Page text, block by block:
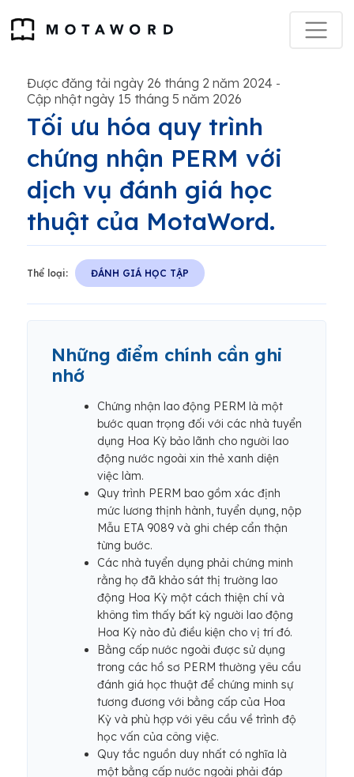
Được đăng tải ngày 26 tháng 2 năm 2024 -
Cập nhật ngày 15 tháng 5 năm 2026
Tối ưu hóa quy trình
chứng nhận PERM với
dịch vụ đánh giá học
thuật của MotaWord.
Thể loại: ĐÁNH GIÁ HỌC TẬP
Những điểm chính cần ghi
nhớ
Chứng nhận lao động PERM là một
bước quan trọng đối với các nhà tuyển
dụng Hoa Kỳ bảo lãnh cho người lao
động nước ngoài xin thẻ xanh diện
việc làm.
Quy trình PERM bao gồm xác định
mức lương thịnh hành, tuyển dụng, nộp
Mẫu ETA 9089 và ghi chép cẩn thận
từng bước.
Các nhà tuyển dụng phải chứng minh
rằng họ đã khảo sát thị trường lao
động Hoa Kỳ một cách thiện chí và
không tìm thấy bất kỳ người lao động
Hoa Kỳ nào đủ điều kiện cho vị trí đó.
Bằng cấp nước ngoài được sử dụng
trong các hồ sơ PERM thường yêu cầu
đánh giá học thuật để chứng minh sự
tương đương với bằng cấp của Hoa
Kỳ và phù hợp với yêu cầu về trình độ
học vấn của công việc.
Quy tắc nguồn duy nhất có nghĩa là
một bằng cấp nước ngoài phải đáp